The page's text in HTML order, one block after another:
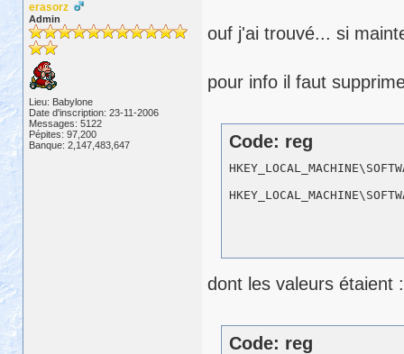
erasorz
Admin
Lieu: Babylone
Date d'inscription: 23-11-2006
Messages: 5122
Pépites: 97,200
Banque: 2,147,483,647
ouf j'ai trouvé... si
pour info il faut
Code: reg
dont les valeurs étaient :
Code: reg